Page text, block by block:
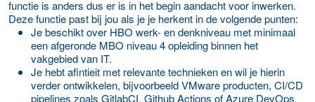
functie is anders dus er is in het begin aandacht voor inwerken.
Deze functie past bij jou als je je herkent in de volgende punten:
Je beschikt over HBO werk- en denkniveau met minimaal
een afgeronde MBO niveau 4 opleiding binnen het
vakgebied van IT.
Je hebt afintieit met relevante technieken en wil je hierin
verder ontwikkelen, bijvoorbeeld VMware producten, CI/CD
pipelines zoals GitlabCI, Github Actions of Azure DevOps